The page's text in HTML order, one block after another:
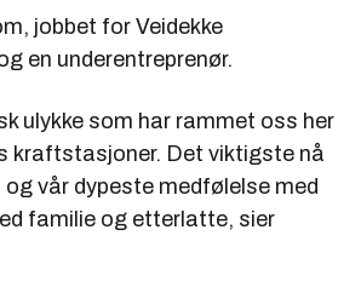
jobbet for Veidekke
en underentreprenør.
ulykke som har rammet oss her
kraftstasjoner. Det viktigste nå
og vår dypeste medfølelse med
familie og etterlatte, sier